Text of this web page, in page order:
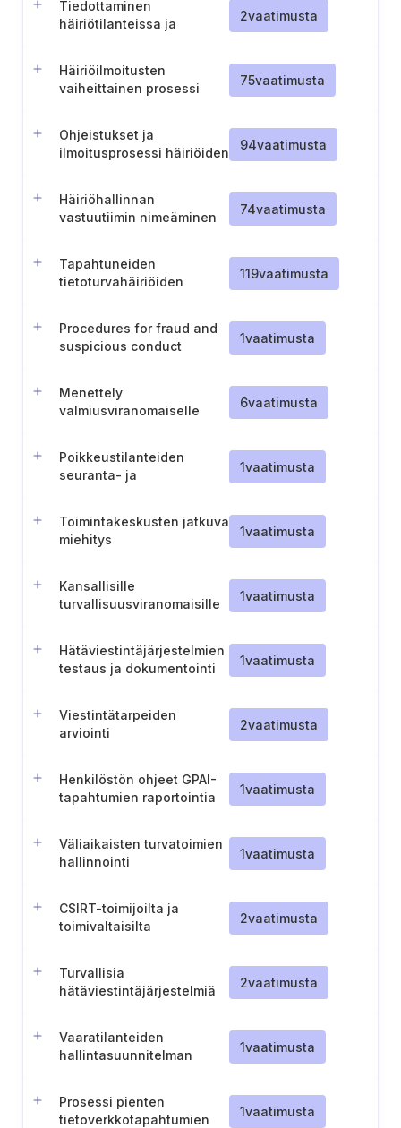
Tiedottaminen
häiriötilanteissa ja
2vaatimusta
Häiriöilmoitusten
vaiheittainen prosessi
75vaatimusta
Ohjeistukset ja
ilmoitusprosessi häiriöiden
94vaatimusta
Häiriöhallinnan
vastuutiimin nimeäminen
74vaatimusta
Tapahtuneiden
tietoturvahäiriöiden
119vaatimusta
Procedures for fraud and
suspicious conduct
1vaatimusta
Menettely
valmiusviranomaiselle
6vaatimusta
Poikkeustilanteiden
seuranta- ja
1vaatimusta
Toimintakeskusten jatkuva
miehitys
1vaatimusta
Kansallisille
turvallisuusviranomaisille
1vaatimusta
Hätäviestintäjärjestelmien
testaus ja dokumentointi
1vaatimusta
Viestintätarpeiden
arviointi
2vaatimusta
Henkilöstön ohjeet GPAI-
tapahtumien raportointia
1vaatimusta
Väliaikaisten turvatoimien
hallinnointi
1vaatimusta
CSIRT-toimijoilta ja
toimivaltaisilta
2vaatimusta
Turvallisia
hätäviestintäjärjestelmiä
2vaatimusta
Vaaratilanteiden
hallintasuunnitelman
1vaatimusta
Prosessi pienten
tietoverkkotapahtumien
1vaatimusta